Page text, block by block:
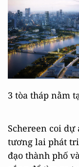
3 tòa tháp nằm
Schereen coi
tương lai phát
đạo thành phố